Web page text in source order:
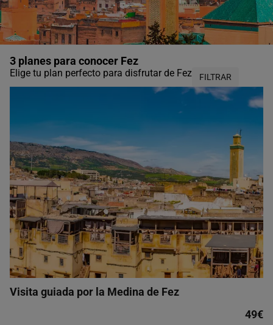
3 planes para conocer Fez
Elige tu plan perfecto para disfrutar de Fez FILTRAR
Visita guiada por la Medina de Fez
49€